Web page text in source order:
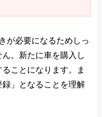
が必要になるためしっ
。新たに車を購入し
ことになります。ま
」となることを理解